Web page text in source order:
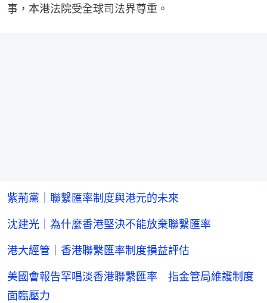
事，本港法院受全球司法界尊重。
紫荊黨｜聯繫匯率制度與港元的未來
沈建光｜為什麼香港堅決不能放棄聯繫匯率
港大經管｜香港聯繫匯率制度損益評估
美國會報告罕唱淡香港聯繫匯率 指金管局維護制度
面臨壓力